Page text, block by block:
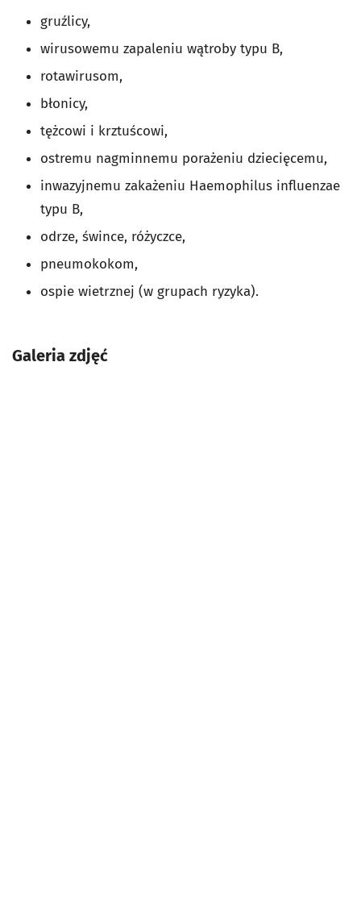
gruźlicy,
wirusowemu zapaleniu wątroby typu B,
rotawirusom,
błonicy,
tężcowi i krztuścowi,
ostremu nagminnemu porażeniu dziecięcemu,
inwazyjnemu zakażeniu Haemophilus influenzae
typu B,
odrze, śwince, różyczce,
pneumokokom,
ospie wietrznej (w grupach ryzyka).
Galeria zdjęć